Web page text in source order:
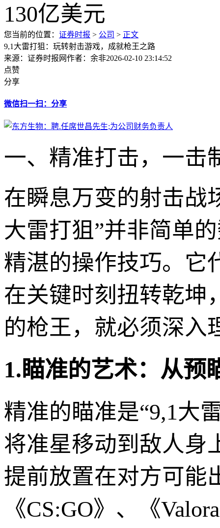
您当前的位置： 证券时报 > 公司 > 正文
9,1大雷打狙：玩转射击游戏，成就枪王之路
来源：证券时报网作者：余非2026-02-10 23:14:52
点赞
分享
微信扫一扫：分享
一、精准打击，一击
在瞬息万变的射击战
大雷打狙”并非简单
精湛的操作技巧。它
在关键时刻扭转乾坤
的枪王，就必须深入
1.瞄准的艺术：从预
精准的瞄准是“9,1大
将准星移动到敌人身
提前放置在对方可能
《CS:GO》、《